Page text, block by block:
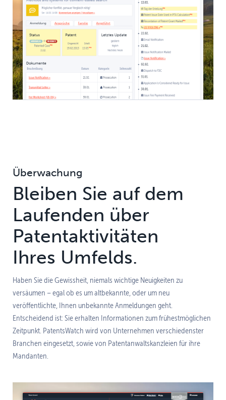
Überwachung
Bleiben Sie auf dem
Laufenden über
Patent­aktivitäten
Ihres Umfelds.
Haben Sie die Gewissheit, niemals wichtige Neuigkeiten zu
versäumen – egal ob es um altbekannte, oder um neu
veröffentlichte, Ihnen unbekannte Anmeldungen geht.
Entscheidend ist: Sie erhalten Informationen zum frühestmöglichen
Zeitpunkt. PatentsWatch wird von Unternehmen verschiedenster
Branchen eingesetzt, sowie von Patentanwaltskanzleien für ihre
Mandanten.